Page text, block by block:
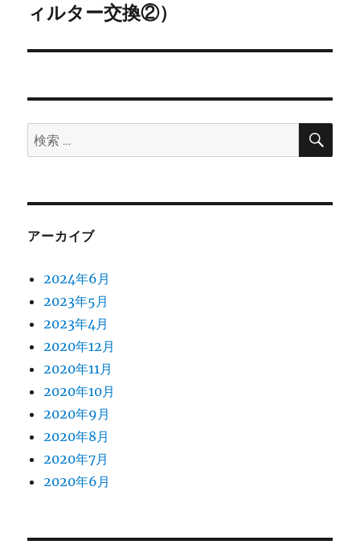
ー
シ
ン
の
稿:
ィルター交換②）
検
索:
検
アーカイブ
2024年6月
2023年5月
2023年4月
2020年12月
2020年11月
2020年10月
2020年9月
2020年8月
2020年7月
2020年6月